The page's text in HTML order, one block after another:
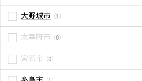
大野城市 （3）
太宰府市 （0）
宮若市 （0）